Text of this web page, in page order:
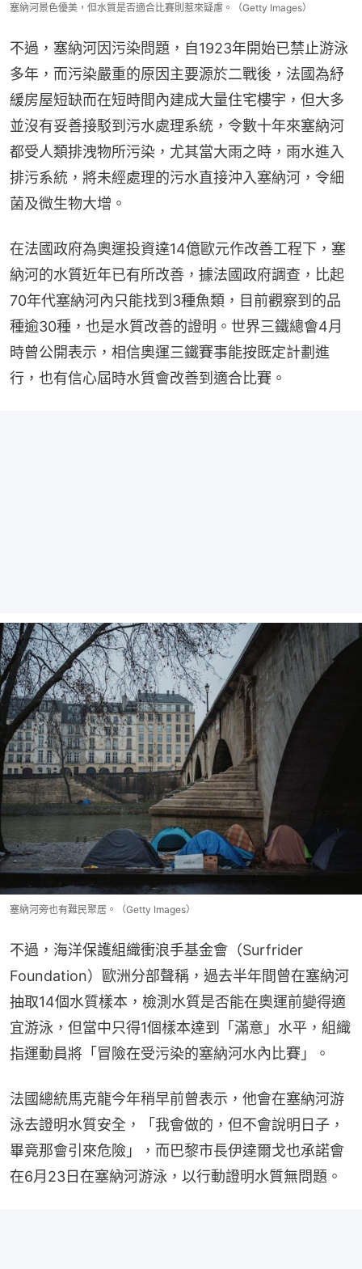
塞納河景色優美，但水質是否適合比賽則惹來疑慮。（Getty Images）
不過，塞納河因污染問題，自1923年開始已禁止游泳
多年，而污染嚴重的原因主要源於二戰後，法國為紓
緩房屋短缺而在短時間內建成大量住宅樓宇，但大多
並沒有妥善接駁到污水處理系統，令數十年來塞納河
都受人類排洩物所污染，尤其當大雨之時，雨水進入
排污系統，將未經處理的污水直接沖入塞納河，令細
菌及微生物大增。
在法國政府為奧運投資達14億歐元作改善工程下，塞
納河的水質近年已有所改善，據法國政府調查，比起
70年代塞納河內只能找到3種魚類，目前觀察到的品
種逾30種，也是水質改善的證明。世界三鐵總會4月
時曾公開表示，相信奧運三鐵賽事能按既定計劃進
行，也有信心屆時水質會改善到適合比賽。
塞納河旁也有難民聚居。（Getty Images）
不過，海洋保護組織衝浪手基金會（Surfrider
Foundation）歐洲分部聲稱，過去半年間曾在塞納河
抽取14個水質樣本，檢測水質是否能在奧運前變得適
宜游泳，但當中只得1個樣本達到「滿意」水平，組織
指運動員將「冒險在受污染的塞納河水內比賽」。
法國總統馬克龍今年稍早前曾表示，他會在塞納河游
泳去證明水質安全，「我會做的，但不會說明日子，
畢竟那會引來危險」，而巴黎市長伊達爾戈也承諾會
在6月23日在塞納河游泳，以行動證明水質無問題。